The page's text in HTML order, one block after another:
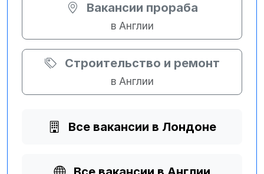
Вакансии прораба
в Англии
Строительство и ремонт
в Англии
Все вакансии в Лондоне